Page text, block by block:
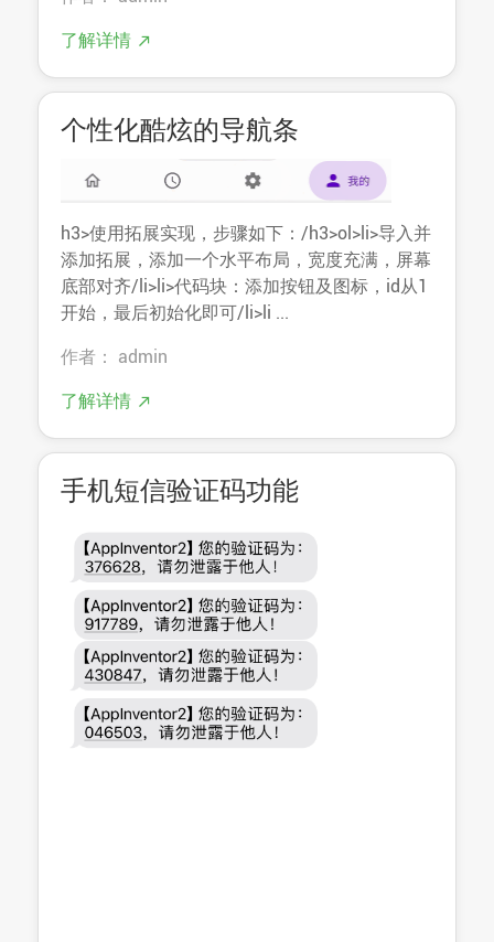
了解详情
个性化酷炫的导航条
h3>使用拓展实现，步骤如下：/h3>ol>li>导入并
添加拓展，添加一个水平布局，宽度充满，屏幕
底部对齐/li>li>代码块：添加按钮及图标，id从1
开始，最后初始化即可/li>li ...
作者： admin
了解详情
手机短信验证码功能